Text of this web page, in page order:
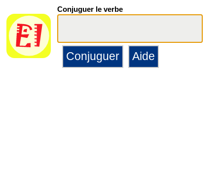
Conjuguer le verbe